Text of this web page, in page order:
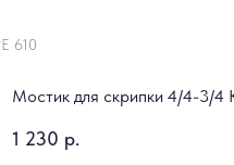
610
Мостик для скрипки 4/4-3/4
1 230 р.